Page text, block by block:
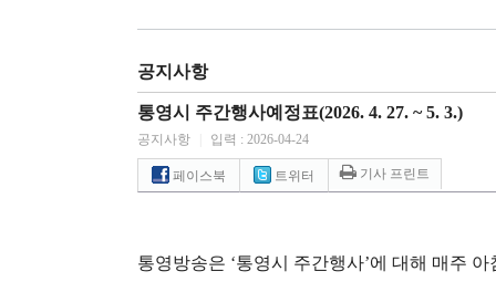
공지사항
통영시 주간행사예정표(2026. 4. 27. ~ 5. 3.)
공지사항 입력 : 2026-04-24
페이스북 트위터 기사 프린트
통영방송은 ‘통영시 주간행사’에 대해 매주